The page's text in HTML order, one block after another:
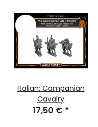
Italian: Campanian
Cavalry
17,50 € *